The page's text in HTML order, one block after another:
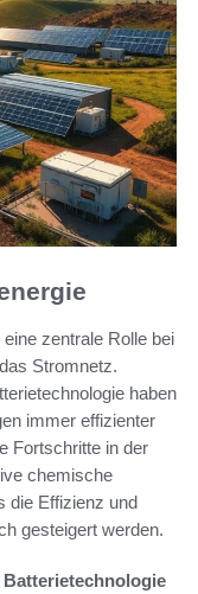
zentrale Rolle bei
Stromnetz.
haben
immer effizienter
Fortschritte in der
chemische
die Effizienz und
gesteigert werden.